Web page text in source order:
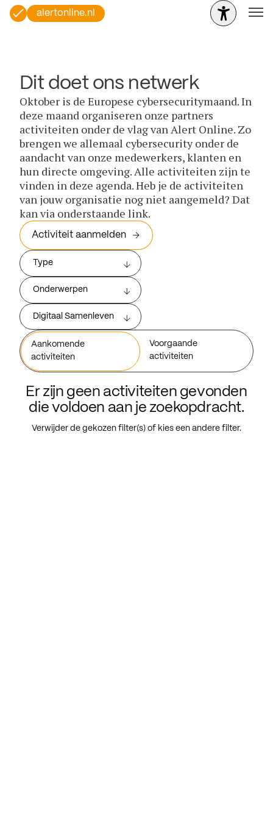
alertonline.nl
Dit doet ons netwerk
Oktober is de Europese cybersecuritymaand. In
deze maand organiseren onze partners
activiteiten onder de vlag van Alert Online. Zo
brengen we allemaal cybersecurity onder de
aandacht van onze medewerkers, klanten en
hun directe omgeving. Alle activiteiten zijn te
vinden in deze agenda. Heb je de activiteiten
van jouw organisatie nog niet aangemeld? Dat
kan via onderstaande link.
Activiteit aanmelden
Type
Onderwerpen
Digitaal Samenleven
Aankomende
activiteiten
Voorgaande
activiteiten
Er zijn geen activiteiten gevonden
die voldoen aan je zoekopdracht.
Verwijder de gekozen filter(s) of kies een andere filter.